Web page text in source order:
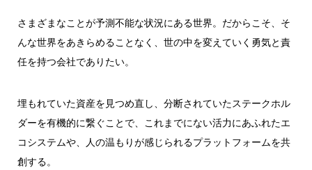
さまざまなことが予測不能な状況にある世界。 だからこそ、そ
んな世界をあきらめることなく、世の中を変えていく勇気と責
任を持つ会社でありたい。
埋もれていた資産を見つめ直し、分断されていたステークホル
ダーを有機的に繋ぐことで、
これまでにない活力にあふれたエ
コシステムや、
人の温もりが感じられるプラットフォームを共
創する。